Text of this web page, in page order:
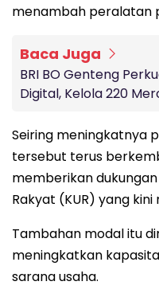
menambah peralatan
Baca Juga
BRI BO Genteng
Digital, Kelola 220
Seiring meningkatnya
tersebut terus
memberikan
Rakyat (KUR) yang
Tambahan modal itu
meningkatkan
sarana usaha.